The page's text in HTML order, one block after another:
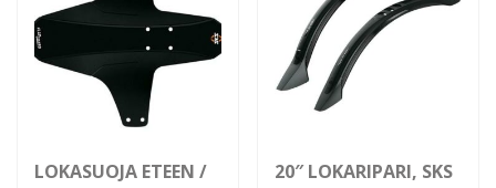
LOKASUOJA ETEEN /
20″ LOKARIPARI, SKS